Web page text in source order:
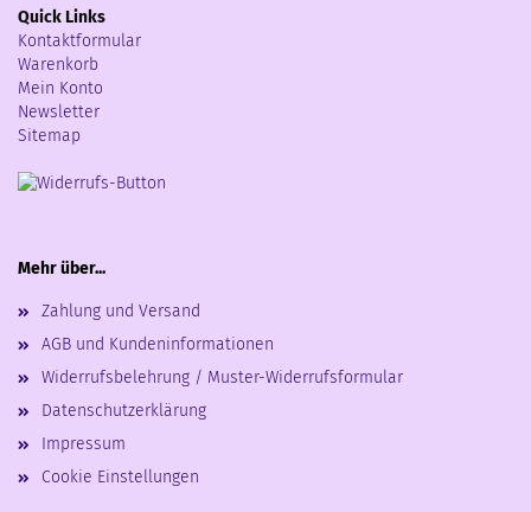
Quick Links
Kontaktformular
Warenkorb
Mein Konto
Newsletter
Sitemap
Mehr über...
Zahlung und Versand
AGB und Kundeninformationen
Widerrufsbelehrung / Muster-Widerrufsformular
Datenschutzerklärung
Impressum
Cookie Einstellungen